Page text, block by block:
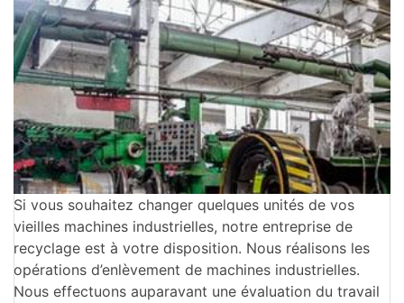
Si vous souhaitez changer quelques unités de vos
vieilles machines industrielles, notre entreprise de
recyclage est à votre disposition. Nous réalisons les
opérations d’enlèvement de machines industrielles.
Nous effectuons auparavant une évaluation du travail